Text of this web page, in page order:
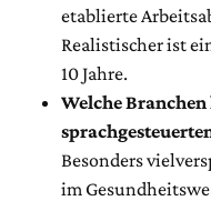
etablierte
Realistischer ist
10 Jahre.
Welche
Besonders
im